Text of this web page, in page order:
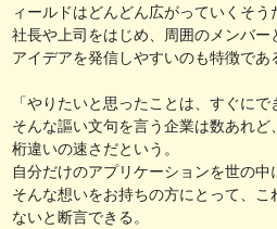
ィールドはどんどん広がっていくそう
社長や上司をはじめ、周囲のメンバ
アイデアを発信しやすいのも特徴であ
「やりたいと思ったことは、すぐにで
そんな謳い文句を言う企業は数あれ
桁違いの速さだという。
自分だけのアプリケーションを世の中
そんな想いをお持ちの方にとって、こ
ないと断言できる。